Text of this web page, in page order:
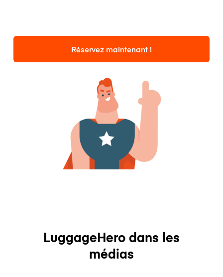
Réservez maintenant !
LuggageHero dans les
médias